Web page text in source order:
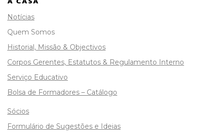
Notícias
Quem Somos
Historial, Missão & Objectivos
Corpos Gerentes, Estatutos & Regulamento Interno
Serviço Educativo
Bolsa de Formadores – Catálogo
Sócios
Formulário de Sugestões e Ideias